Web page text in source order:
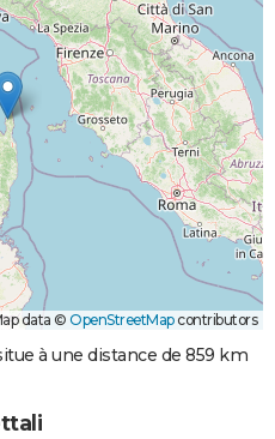
data ©OpenStreetMapcontributors
à une distance de 859 km